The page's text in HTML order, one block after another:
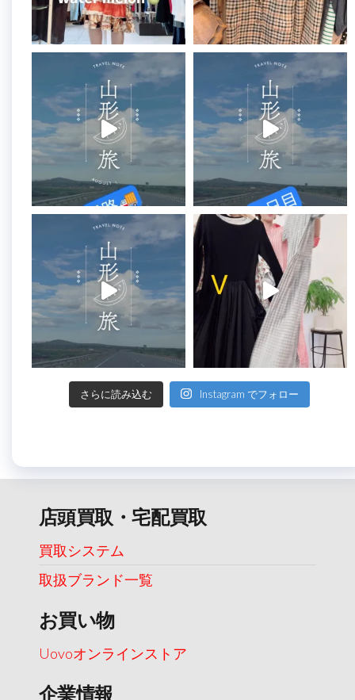
さらに読み込む Instagram でフォロー
店頭買取・宅配買取
買取システム
取扱ブランド一覧
お買い物
Uovoオンラインストア
企業情報